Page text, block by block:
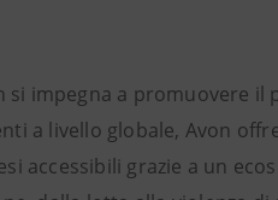
si impegna a promuovere
a livello globale, Avon
accessibili grazie a un